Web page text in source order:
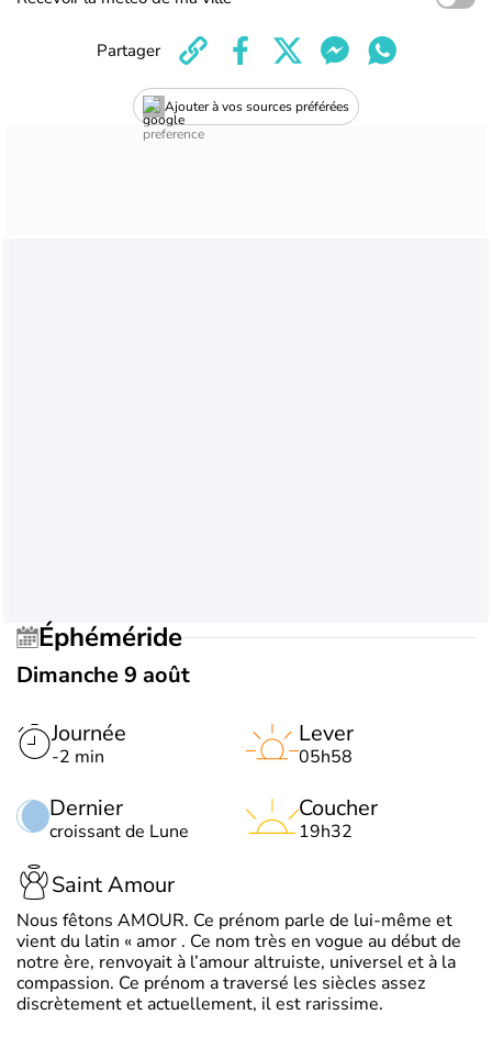
Ajouter à vos sources préférées
Partager
Éphéméride
Dimanche 9 août
Journée
-2 min
Dernier
croissant de Lune
Lever
05h58
Coucher
19h32
Saint Amour
Nous fêtons AMOUR. Ce prénom parle de lui-même et
vient du latin « amor . Ce nom très en vogue au début de
notre ère, renvoyait à l’amour altruiste, universel et à la
compassion. Ce prénom a traversé les siècles assez
discrètement et actuellement, il est rarissime.